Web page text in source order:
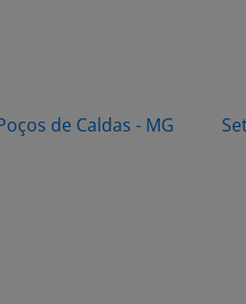
de Caldas - MG